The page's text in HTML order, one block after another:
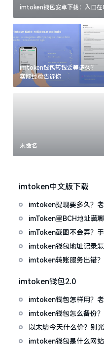
imtoken钱包安卓下载：入口在
imtoken钱包转钱要等多久？
实际经验告诉你
未命名
imtoken中文版下载
imtoken提现要多久？
imToken里BCH地址藏
imToken截图不会弄？
imtoken钱包地址记录
imtoken转账服务出错？
imtoken钱包2.0
imtoken钱包怎样用？
imtoken钱包怎么备份
以太坊今天什么价？别
imtoken钱包是什么网